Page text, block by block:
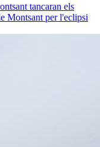
tancaran els
Montsant per l'eclipsi